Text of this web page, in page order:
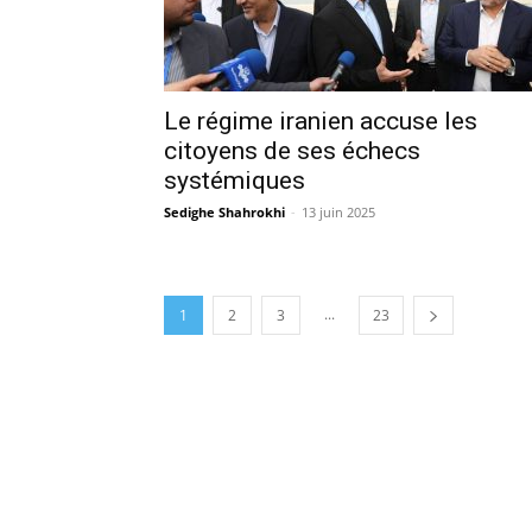
Le régime iranien accuse les
citoyens de ses échecs
systémiques
Sedighe Shahrokhi - 13 juin 2025
1 2 3 ... 23